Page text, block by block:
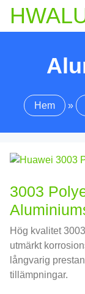
Hem »
3003
Hög kvalitet
utmärkt
långvarig
tillämpningar.